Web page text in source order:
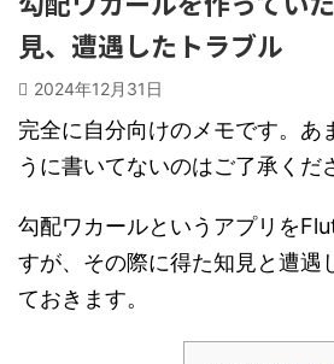
見、遭遇したトラブル
2024年12月31日
完全に自分向けのメモです。あ
うに書いてないのはご了承くだ
勾配ワカールというアプリを
すが、その際に得た知見と遭遇
ておきます。